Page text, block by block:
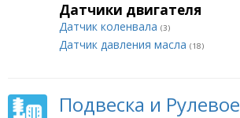
Датчики двигателя
Датчик коленвала (3)
Датчик давления масла (18)
Подвеска и Рулевое